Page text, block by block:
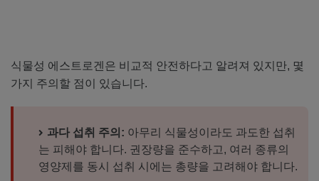
식물성 에스트로겐은 비교적 안전하다고 알려져 있지만, 몇
가지 주의할 점이 있습니다.
과다 섭취 주의: 아무리 식물성이라도 과도한 섭취
는 피해야 합니다. 권장량을 준수하고, 여러 종류의
영양제를 동시 섭취 시에는 총량을 고려해야 합니다.